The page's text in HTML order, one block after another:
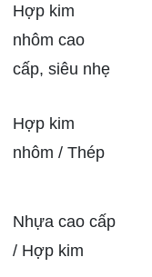
Hợp kim
nhôm cao
cấp, siêu nhẹ
Hợp kim
nhôm / Thép
Nhựa cao cấp
/ Hợp kim